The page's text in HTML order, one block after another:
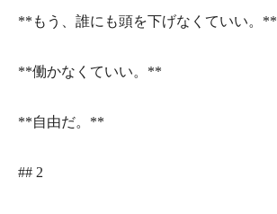
**もう、誰にも頭を下げなくていい。**
**働かなくていい。**
**自由だ。**
## 2